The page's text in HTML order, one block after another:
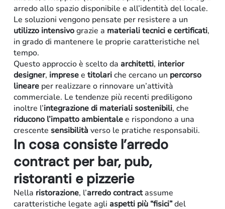
arredo allo spazio disponibile e all’identità del locale.
Le soluzioni vengono pensate per resistere a un
utilizzo intensivograzie a materiali tecnici e certificati,
in grado di mantenere le proprie caratteristiche nel
tempo.
Questo approccio è scelto da architetti, interior
designer, impresee titolariche cercano un percorso
lineareper realizzare o rinnovare un’attività
commerciale. Le tendenze più recenti prediligono
inoltre l’integrazione di materialisostenibili, che
riducono l’impatto ambientalee rispondono a una
crescente sensibilità verso le pratiche responsabili.
In cosa consiste l’arredo
contract per bar, pub,
ristoranti e pizzerie
Nella ristorazione, l’arredo contractassume
caratteristiche legate agli aspetti più “fisici”del